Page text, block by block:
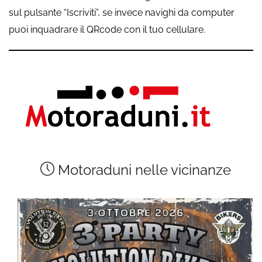
sul pulsante “Iscriviti”, se invece navighi da computer
puoi inquadrare il QRcode con il tuo cellulare.
Motoraduni nelle vicinanze